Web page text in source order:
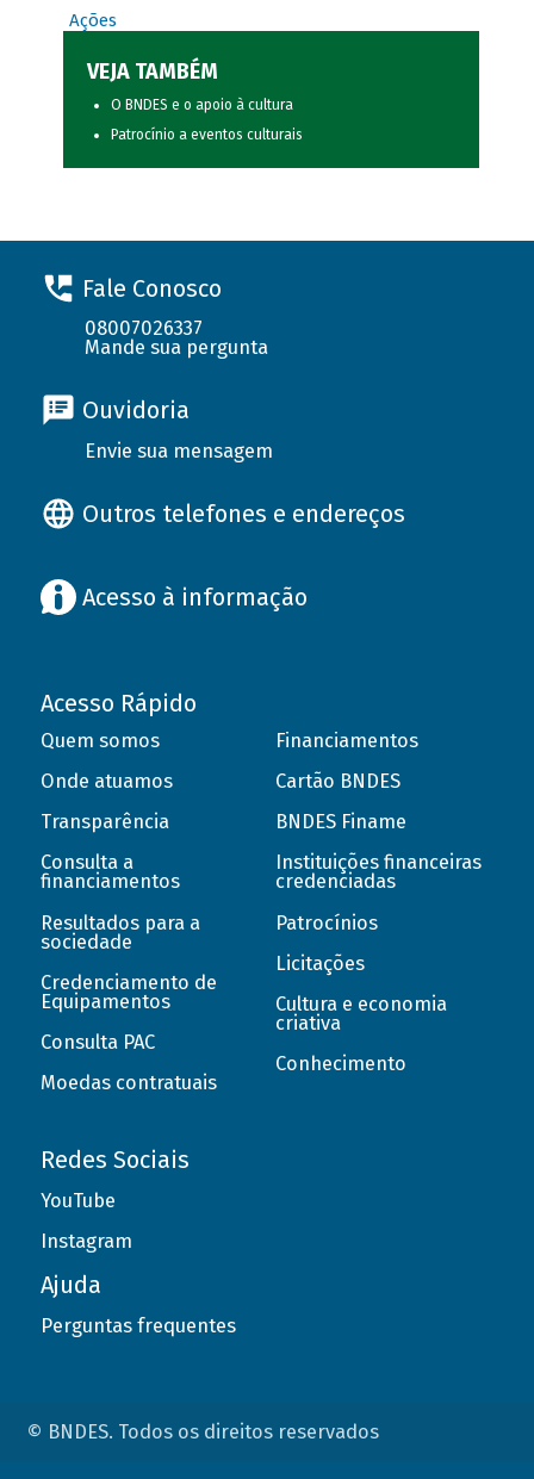
Ações
VEJA TAMBÉM
O BNDES e o apoio à cultura
Patrocínio a eventos culturais
Fale Conosco
08007026337
Mande sua pergunta
Ouvidoria
Envie sua mensagem
Outros telefones e endereços
Acesso à informação
Acesso Rápido
Quem somos
Onde atuamos
Transparência
Consulta a
financiamentos
Resultados para a
sociedade
Credenciamento de
Equipamentos
Consulta PAC
Moedas contratuais
Financiamentos
Cartão BNDES
BNDES Finame
Instituições financeiras
credenciadas
Patrocínios
Licitações
Cultura e economia
criativa
Conhecimento
Redes Sociais
YouTube
Instagram
Ajuda
Perguntas frequentes
© BNDES. Todos os direitos reservados